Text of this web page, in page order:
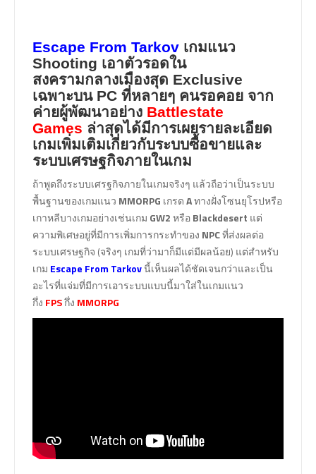
Escape From Tarkov เกมแนว
Shooting เอาตัวรอดใน
สงครามกลางเมืองสุด Exclusive
เฉพาะบน PC ที่หลายๆ คนรอคอย จาก
ค่ายผู้พัฒนาอย่าง Battlestate
Games ล่าสุดได้มีการเผยรายละเอียด
เกมเพิ่มเติมเกี่ยวกับระบบซื้อขายและ
ระบบเศรษฐกิจภายในเกม
ถ้าพูดถึงระบบเศรฐกิจภายในเกมจริงๆ แล้วถือว่าเป็นระบบ
พื้นฐานของเกมแนว MMORPG เกรดAทางฝั่งโซนยุโรปหรือ
เกาหลีบางเกมอย่างเช่นเกม GW2หรือBlackdesert แต่
ความพิเศษอยู่ที่มีการเพิ่มการกระทำของ NPCที่ส่งผลต่อ
ระบบเศรษฐกิจ (จริงๆ เกมที่ว่ามาก็มีแต่มีผลน้อย) แต่สำหรับ
เกม Escape From Tarkovนี้เห็นผลได้ชัดเจนกว่าและเป็น
อะไรที่แจ่มที่มีการเอาระบบแบบนี้มาใส่ในเกมแนว
กึ่ง FPSกึ่ง MMORPG